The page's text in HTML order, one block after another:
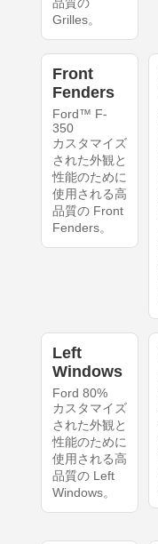
Grilles。
Front
Fenders
Ford™ F-
350
カスタマイズ
された外観と
性能のために
使用される高
品質の Front
Fenders。
Left
Windows
Ford 80%
カスタマイズ
された外観と
性能のために
使用される高
品質の Left
Windows。